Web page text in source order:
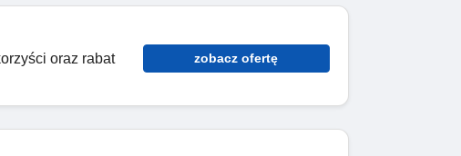
oraz rabat
zobacz ofertę